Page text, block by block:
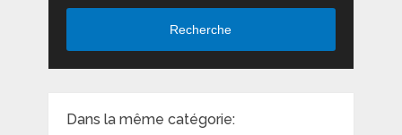
Recherche
Dans la même catégorie: